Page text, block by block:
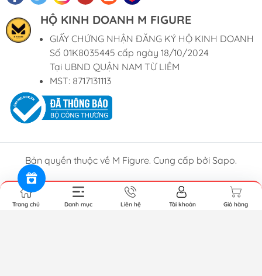
HỘ KINH DOANH M FIGURE
GIẤY CHỨNG NHẬN ĐĂNG KÝ HỘ KINH DOANH
Số 01K8035445 cấp ngày 18/10/2024
Tại UBND QUẬN NAM TỪ LIÊM
MST: 8717131113
Bản quyền thuộc về M Figure. Cung cấp bởi Sapo.
Trang chủ Danh mục Liên hệ Tài khoản Giỏ hàng